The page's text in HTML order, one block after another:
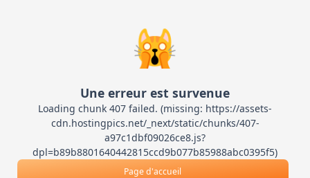
🙀
Une erreur est survenue
Loading chunk 407 failed. (missing: https://assets-
cdn.hostingpics.net/_next/static/chunks/407-
a97c1dbf09026ce8.js?
dpl=b89b8801640442815ccd9b077b85988abc0395f5)
Page d'accueil